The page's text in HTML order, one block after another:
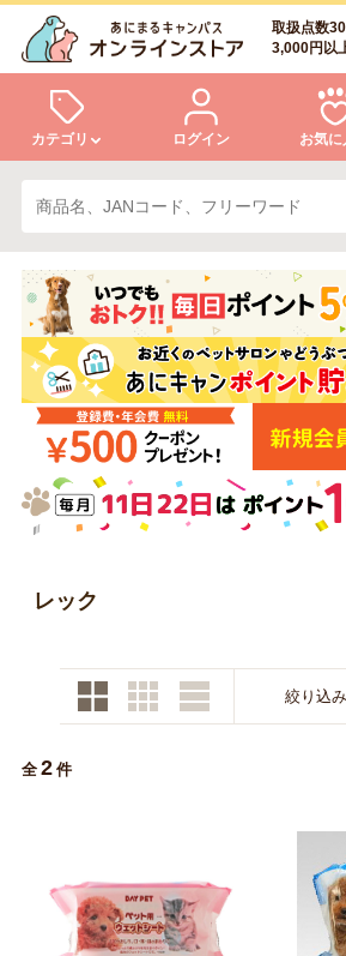
取扱点数
3,000円以
カテゴリ
犬 猫
小動物・鳥 ア
ドッグフード キ
美容・ケア用品 服
日用品（デイリー）
トリマーグッズ
ログイン お気に
ログイン
会員登録
あにまるキャンパスについて
アフターサービス
商品リクエスト
お問い合わせ
レック
絞り込み
全 2 件